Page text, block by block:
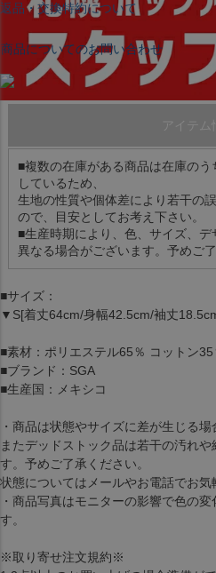
返品・交換特約について
商品についてのお問い合わせ
アイテム
■複数の在庫がある商品は在庫の
しているため、
生地の性質や個体差により若干の
ので、目安としてお考え下さい。
■生産時期により、色、サイズ、
異なる場合がございます。予めご了
■サイズ：
▼S[着丈64cm/身幅42.5cm/袖丈
■素材：ポリエステル65％ コットン35
■ブランド：SGA
■生産国：メキシコ
・商品は状態やサイズに差が生じる場
またデッドストック品は若干の汚れ
す。予めご了承ください。
状態についてはメールやお電話でお気
・商品写真はモニターの影響で色の
す。
※取り寄せ注文規約※